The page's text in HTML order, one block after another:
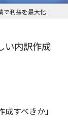
正しい内訳作成と法定期間の実務ポイント
い内訳作成
すべきか」